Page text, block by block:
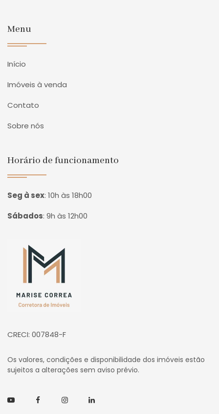
Menu
Início
Imóveis à venda
Contato
Sobre nós
Horário de funcionamento
Seg à sex: 10h às 18h00
Sábados: 9h às 12h00
Página inicial
CRECI: 007848-F
Os valores, condições e disponibilidade dos imóveis estão
sujeitos a alterações sem aviso prévio.
YoutubeFacebookInstagramLinkedin